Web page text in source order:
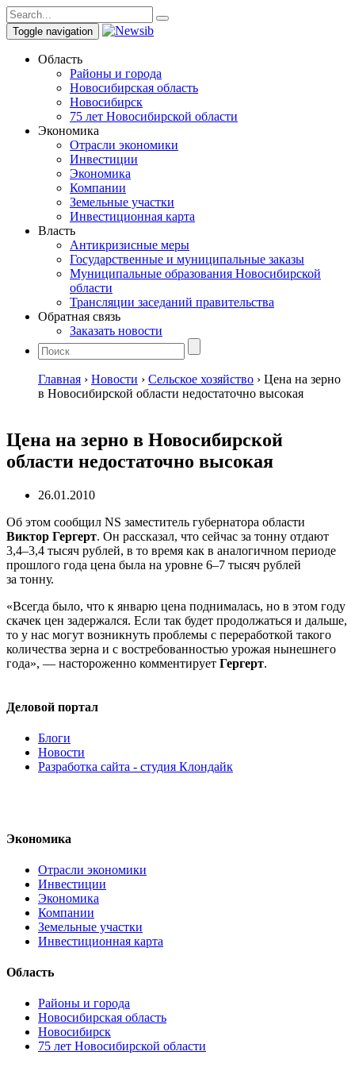
Toggle navigation
Область
Районы и города
Новосибирская область
Новосибирск
75 лет Новосибирской области
Экономика
Отрасли экономики
Инвестиции
Экономика
Компании
Земельные участки
Инвестиционная карта
Власть
Антикризисные меры
Государственные и муниципальные заказы
Муниципальные образования Новосибирской
области
Трансляции заседаний правительства
Обратная связь
Заказать новости
Главная › Новости › Сельское хозяйство › Цена на зерно
в Новосибирской области недостаточно высокая
Цена на зерно в Новосибирской
области недостаточно высокая
26.01.2010
Об этом сообщил NS заместитель губернатора области
Виктор Гергерт. Он рассказал, что сейчас за тонну отдают
3,4–3,4 тысяч рублей, в то время как в аналогичном периоде
прошлого года цена была на уровне 6–7 тысяч рублей
за тонну.
«Всегда было, что к январю цена поднималась, но в этом году
скачек цен задержался. Если так будет продолжаться и дальше,
то у нас могут возникнуть проблемы с переработкой такого
количества зерна и с востребованностью урожая нынешнего
года», — настороженно комментирует Гергерт.
Деловой портал
Блоги
Новости
Разработка сайта - студия Клондайк
Экономика
Отрасли экономики
Инвестиции
Экономика
Компании
Земельные участки
Инвестиционная карта
Область
Районы и города
Новосибирская область
Новосибирск
75 лет Новосибирской области